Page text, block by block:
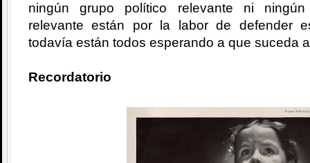
ningún grupo político relevante ni
relevante están por la labor de defender
todavía están todos esperando a que suceda
Recordatorio